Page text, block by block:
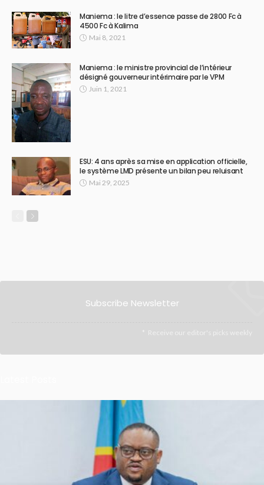
Maniema : le litre d’essence passe de 2800 Fc à
4500 Fc à Kalima
Mai 8, 2021
Maniema : le ministre provincial de l’intérieur
désigné gouverneur intérimaire par le VPM
Juin 1, 2021
ESU: 4 ans après sa mise en application officielle,
le système LMD présente un bilan peu reluisant
Mai 29, 2025
Subscribe Newsletter
Receive our editor's picks weekly